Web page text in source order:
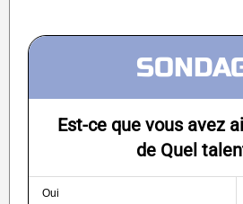
Est-ce que vous avez
de Quel
Oui